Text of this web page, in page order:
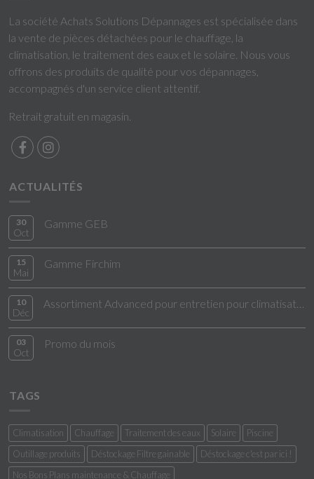
La société Achats Solutions Dépannages est spécialisée dans
la vente de pièces détachées pour le chauffage, la
climatisation, le traitement des eaux et le solaire. Nous vous
offrons des produits de qualité pour vos dépannages,
accompagnés d'un service client attentif.
Retrait gratuit en magasin.
ACTUALITÉS
30
Oct
Gamme GEB
15
Mai
Gamme Firchim
10
Déc
03
Oct
Promo du mois
TAGS
Climatisation Chauffage Traitement des eaux Solaire
Piscine
Outillage produits
Déstockage Filtre gainable
Déstockage c'est par ici !
Nos Bons Plans maintenance & Chauffage